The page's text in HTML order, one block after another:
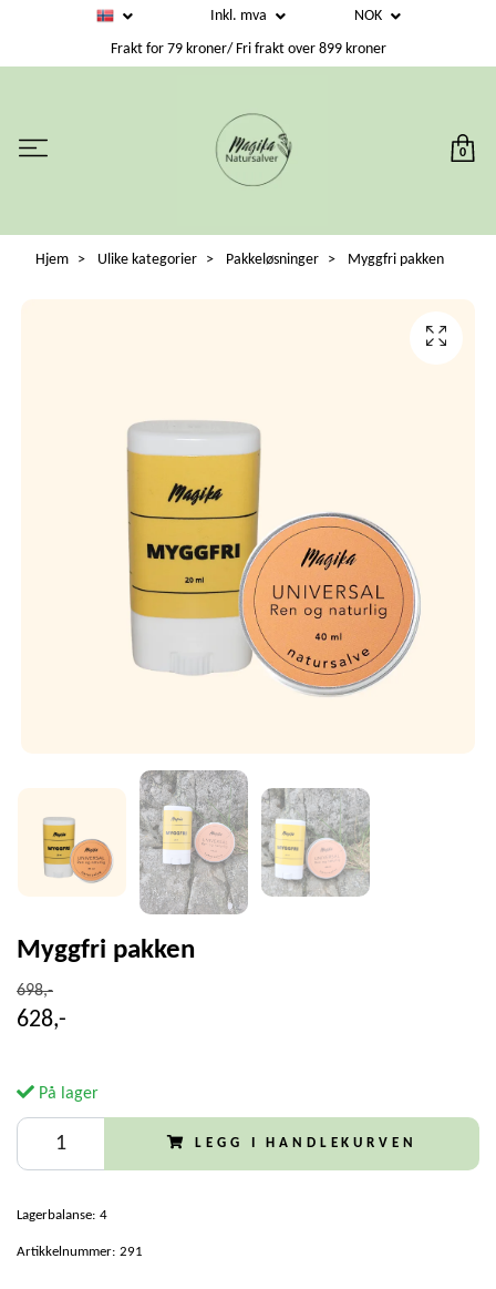
Inkl. mva
NOK
Frakt for 79 kroner/ Fri frakt over 899 kroner
0
Hjem Ulike kategorier Pakkeløsninger Myggfri pakken
Myggfri pakken
698,-
628,-
På lager
LEGG I HANDLEKURVEN
Lagerbalanse: 4
Artikkelnummer: 291